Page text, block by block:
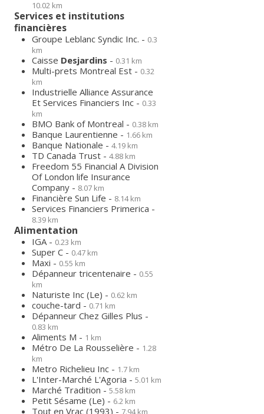
10.02 km
Services et institutions
financières
Groupe Leblanc Syndic Inc. - 0.3
km
Caisse Desjardins - 0.31 km
Multi-prets Montreal Est - 0.32
km
Industrielle Alliance Assurance
Et Services Financiers Inc - 0.33
km
BMO Bank of Montreal - 0.38 km
Banque Laurentienne - 1.66 km
Banque Nationale - 4.19 km
TD Canada Trust - 4.88 km
Freedom 55 Financial A Division
Of London life Insurance
Company - 8.07 km
Financière Sun Life - 8.14 km
Services Financiers Primerica -
8.39 km
Alimentation
IGA - 0.23 km
Super C - 0.47 km
Maxi - 0.55 km
Dépanneur tricentenaire - 0.55
km
Naturiste Inc (Le) - 0.62 km
couche-tard - 0.71 km
Dépanneur Chez Gilles Plus -
0.83 km
Aliments M - 1 km
Métro De La Rousselière - 1.28
km
Metro Richelieu Inc - 1.7 km
L'Inter-Marché L'Agoria - 5.01 km
Marché Tradition - 5.58 km
Petit Sésame (Le) - 6.2 km
Tout en Vrac (1993) - 7.94 km